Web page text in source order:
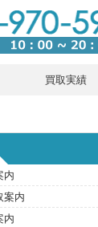
買取実績
内
案内
内